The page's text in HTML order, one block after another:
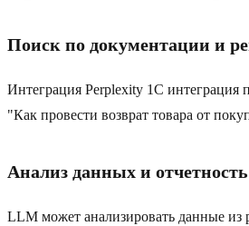
Поиск по документации и
Интеграция Perplexity 1С интеграция
"Как провести возврат товара от
Анализ данных и отчетность
LLM может анализировать данные из